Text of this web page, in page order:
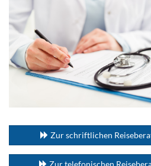
Zur schriftlichen
Zur telefonischen